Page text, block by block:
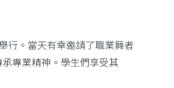
行。當天有幸邀請了職業舞者
專業精神。學生們享受其